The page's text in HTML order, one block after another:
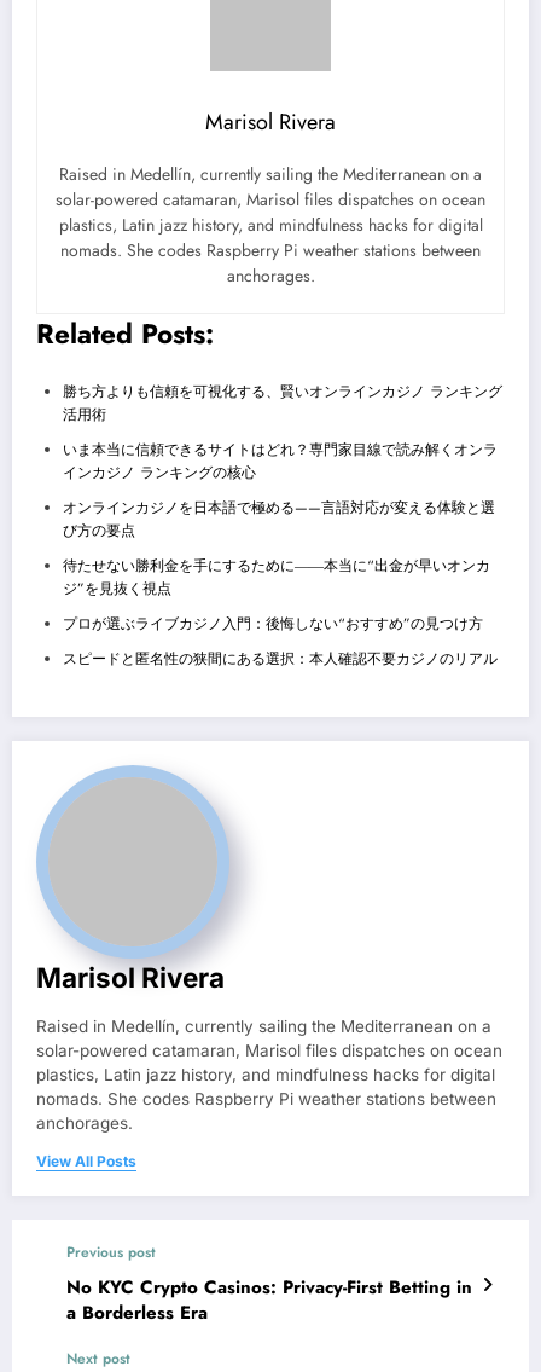
Marisol Rivera
Raised in Medellín, currently sailing the Mediterranean on a
solar-powered catamaran, Marisol files dispatches on ocean
plastics, Latin jazz history, and mindfulness hacks for digital
nomads. She codes Raspberry Pi weather stations between
anchorages.
Related Posts:
勝ち方よりも信頼を可視化する、賢いオンラインカジノ ランキング
活用術
いま本当に信頼できるサイトはどれ？専門家目線で読み解くオンラ
インカジノ ランキングの核心
オンラインカジノを日本語で極める——言語対応が変える体験と選
び方の要点
待たせない勝利金を手にするために――本当に“出金が早いオンカ
ジ”を見抜く視点
プロが選ぶライブカジノ入門：後悔しない“おすすめ”の見つけ方
スピードと匿名性の狭間にある選択：本人確認不要カジノのリアル
Marisol Rivera
Raised in Medellín, currently sailing the Mediterranean on a
solar-powered catamaran, Marisol files dispatches on ocean
plastics, Latin jazz history, and mindfulness hacks for digital
nomads. She codes Raspberry Pi weather stations between
anchorages.
View All Posts
Previous post
No KYC Crypto Casinos: Privacy-First Betting in
a Borderless Era
Next post